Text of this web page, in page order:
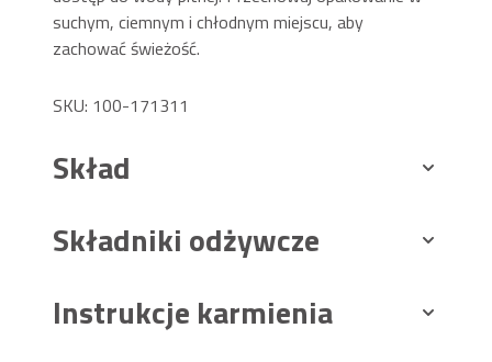
suchym, ciemnym i chłodnym miejscu, aby
zachować świeżość.
SKU: 100-171311
Skład
Składniki odżywcze
Instrukcje karmienia